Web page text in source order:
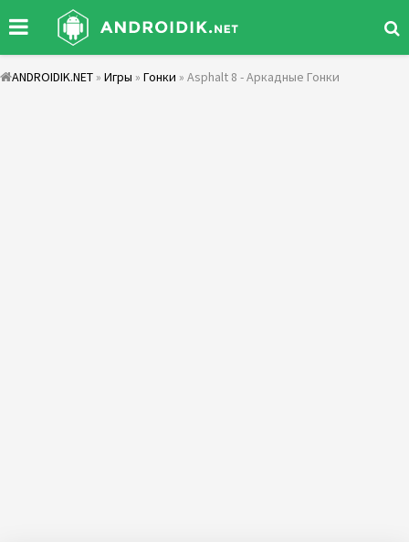
ANDROIDIK.NET » Игры » Гонки » Asphalt 8 - Аркадные Гонки